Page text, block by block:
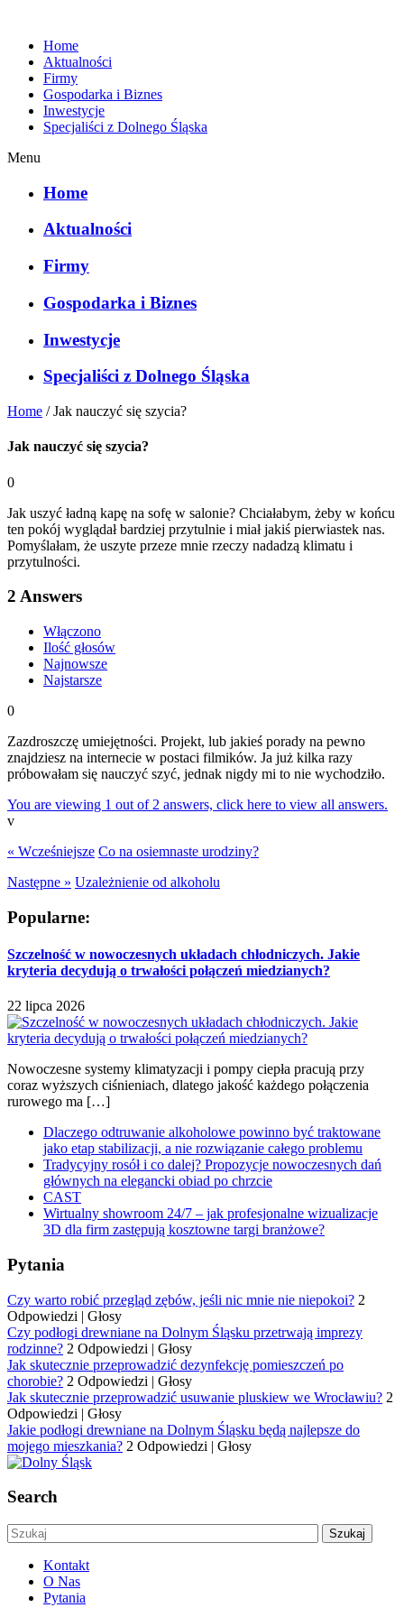
Home
Aktualności
Firmy
Gospodarka i Biznes
Inwestycje
Specjaliści z Dolnego Śląska
Menu
Home
Aktualności
Firmy
Gospodarka i Biznes
Inwestycje
Specjaliści z Dolnego Śląska
Home /Jak nauczyć się szycia?
Jak nauczyć się szycia?
0
Jak uszyć ładną kapę na sofę w salonie? Chciałabym, żeby w końcu
ten pokój wyglądał bardziej przytulnie i miał jakiś pierwiastek nas.
Pomyślałam, że uszyte przeze mnie rzeczy nadadzą klimatu i
przytulności.
2 Answers
Włączono
Ilość głosów
Najnowsze
Najstarsze
0
Zazdroszczę umiejętności. Projekt, lub jakieś porady na pewno
znajdziesz na internecie w postaci filmików. Ja już kilka razy
próbowałam się nauczyć szyć, jednak nigdy mi to nie wychodziło.
You are viewing 1 out of 2 answers, click here to view all answers.
v
« Wcześniejsze Co na osiemnaste urodziny?
Następne » Uzależnienie od alkoholu
Popularne:
Szczelność w nowoczesnych układach chłodniczych. Jakie
kryteria decydują o trwałości połączeń miedzianych?
22 lipca 2026
Nowoczesne systemy klimatyzacji i pompy ciepła pracują przy
coraz wyższych ciśnieniach, dlatego jakość każdego połączenia
rurowego ma […]
Dlaczego odtruwanie alkoholowe powinno być traktowane
jako etap stabilizacji, a nie rozwiązanie całego problemu
Tradycyjny rosół i co dalej? Propozycje nowoczesnych dań
głównych na elegancki obiad po chrzcie
CAST
Wirtualny showroom 24/7 – jak profesjonalne wizualizacje
3D dla firm zastępują kosztowne targi branżowe?
Pytania
Czy warto robić przegląd zębów, jeśli nic mnie nie niepokoi? 2
Odpowiedzi | Głosy
Czy podłogi drewniane na Dolnym Śląsku przetrwają imprezy
rodzinne? 2 Odpowiedzi | Głosy
Jak skutecznie przeprowadzić dezynfekcję pomieszczeń po
chorobie? 2 Odpowiedzi | Głosy
Jak skutecznie przeprowadzić usuwanie pluskiew we Wrocławiu? 2
Odpowiedzi | Głosy
Jakie podłogi drewniane na Dolnym Śląsku będą najlepsze do
mojego mieszkania? 2 Odpowiedzi | Głosy
Search
Kontakt
O Nas
Pytania